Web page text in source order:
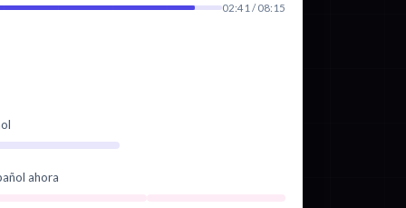
02:41 / 08:15
ahora